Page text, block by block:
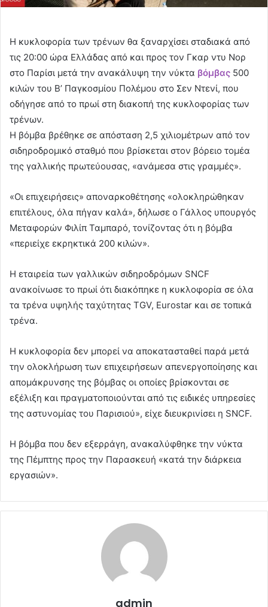
Η κυκλοφορία των τρένων θα ξαναρχίσει σταδιακά από
τις 20:00 ώρα Ελλάδας από και προς τον Γκαρ ντυ Νορ
στο Παρίσι μετά την ανακάλυψη την νύκτα βόμβας 500
κιλών του Β’ Παγκοσμίου Πολέμου στο Σεν Ντενί, που
οδήγησε από το πρωί στη διακοπή της κυκλοφορίας των
τρένων.
Η βόμβα βρέθηκε σε απόσταση 2,5 χιλιομέτρων από τον
σιδηροδρομικό σταθμό που βρίσκεται στον βόρειο τομέα
της γαλλικής πρωτεύουσας, «ανάμεσα στις γραμμές».
«Οι επιχειρήσεις» αποναρκοθέτησης «ολοκληρώθηκαν
επιτέλους, όλα πήγαν καλά», δήλωσε ο Γάλλος υπουργός
Μεταφορών Φιλίπ Ταμπαρό, τονίζοντας ότι η βόμβα
«περιείχε εκρηκτικά 200 κιλών».
Η εταιρεία των γαλλικών σιδηροδρόμων SNCF
ανακοίνωσε το πρωί ότι διακόπηκε η κυκλοφορία σε όλα
τα τρένα υψηλής ταχύτητας TGV, Eurostar και σε τοπικά
τρένα.
Η κυκλοφορία δεν μπορεί να αποκατασταθεί παρά μετά
την ολοκλήρωση των επιχειρήσεων απενεργοποίησης και
απομάκρυνσης της βόμβας οι οποίες βρίσκονται σε
εξέλιξη και πραγματοποιούνται από τις ειδικές υπηρεσίες
της αστυνομίας του Παρισιού», είχε διευκρινίσει η SNCF.
Η βόμβα που δεν εξερράγη, ανακαλύφθηκε την νύκτα
της Πέμπτης προς την Παρασκευή «κατά την διάρκεια
εργασιών».
admin